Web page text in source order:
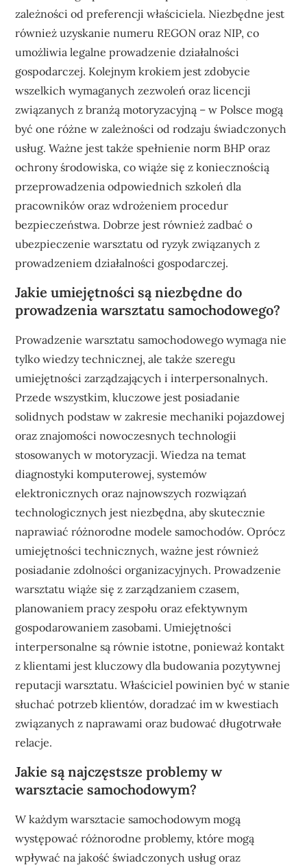
zależności od preferencji właściciela. Niezbędne jest
również uzyskanie numeru REGON oraz NIP, co
umożliwia legalne prowadzenie działalności
gospodarczej. Kolejnym krokiem jest zdobycie
wszelkich wymaganych zezwoleń oraz licencji
związanych z branżą motoryzacyjną – w Polsce mogą
być one różne w zależności od rodzaju świadczonych
usług. Ważne jest także spełnienie norm BHP oraz
ochrony środowiska, co wiąże się z koniecznością
przeprowadzenia odpowiednich szkoleń dla
pracowników oraz wdrożeniem procedur
bezpieczeństwa. Dobrze jest również zadbać o
ubezpieczenie warsztatu od ryzyk związanych z
prowadzeniem działalności gospodarczej.
Jakie umiejętności są niezbędne do
prowadzenia warsztatu samochodowego?
Prowadzenie warsztatu samochodowego wymaga nie
tylko wiedzy technicznej, ale także szeregu
umiejętności zarządzających i interpersonalnych.
Przede wszystkim, kluczowe jest posiadanie
solidnych podstaw w zakresie mechaniki pojazdowej
oraz znajomości nowoczesnych technologii
stosowanych w motoryzacji. Wiedza na temat
diagnostyki komputerowej, systemów
elektronicznych oraz najnowszych rozwiązań
technologicznych jest niezbędna, aby skutecznie
naprawiać różnorodne modele samochodów. Oprócz
umiejętności technicznych, ważne jest również
posiadanie zdolności organizacyjnych. Prowadzenie
warsztatu wiąże się z zarządzaniem czasem,
planowaniem pracy zespołu oraz efektywnym
gospodarowaniem zasobami. Umiejętności
interpersonalne są równie istotne, ponieważ kontakt
z klientami jest kluczowy dla budowania pozytywnej
reputacji warsztatu. Właściciel powinien być w stanie
słuchać potrzeb klientów, doradzać im w kwestiach
związanych z naprawami oraz budować długotrwałe
relacje.
Jakie są najczęstsze problemy w
warsztacie samochodowym?
W każdym warsztacie samochodowym mogą
występować różnorodne problemy, które mogą
wpływać na jakość świadczonych usług oraz